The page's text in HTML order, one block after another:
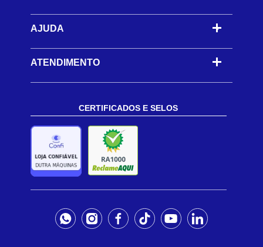
AJUDA -
ATENDIMENTO
CERTIFICADOS E SELOS